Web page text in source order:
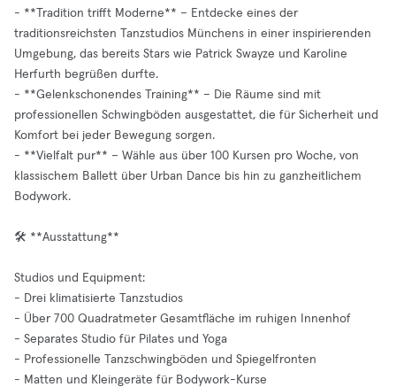
- **Tradition trifft Moderne** – Entdecke eines der
traditionsreichsten Tanzstudios Münchens in einer inspirierenden
Umgebung, das bereits Stars wie Patrick Swayze und Karoline
Herfurth begrüßen durfte.
- **Gelenkschonendes Training** – Die Räume sind mit
professionellen Schwingböden ausgestattet, die für Sicherheit und
Komfort bei jeder Bewegung sorgen.
- **Vielfalt pur** – Wähle aus über 100 Kursen pro Woche, von
klassischem Ballett über Urban Dance bis hin zu ganzheitlichem
Bodywork.
🛠️ **Ausstattung**
Studios und Equipment:
- Drei klimatisierte Tanzstudios
- Über 700 Quadratmeter Gesamtfläche im ruhigen Innenhof
- Separates Studio für Pilates und Yoga
- Professionelle Tanzschwingböden und Spiegelfronten
- Matten und Kleingeräte für Bodywork-Kurse